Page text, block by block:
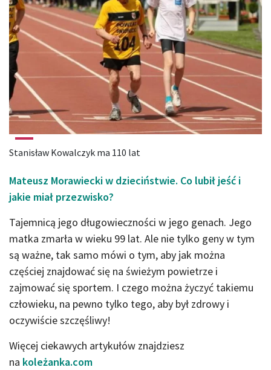
Stanisław Kowalczyk ma 110 lat
Mateusz Morawiecki w dzieciństwie. Co lubił jeść i
jakie miał przezwisko?
Tajemnicą jego długowieczności w jego genach. Jego
matka zmarła w wieku 99 lat. Ale nie tylko geny w tym
są ważne, tak samo mówi o tym, aby jak można
częściej znajdować się na świeżym powietrze i
zajmować się sportem. I czego można życzyć takiemu
człowieku, na pewno tylko tego, aby był zdrowy i
oczywiście szczęśliwy!
Więcej ciekawych artykułów znajdziesz
na koleżanka.com